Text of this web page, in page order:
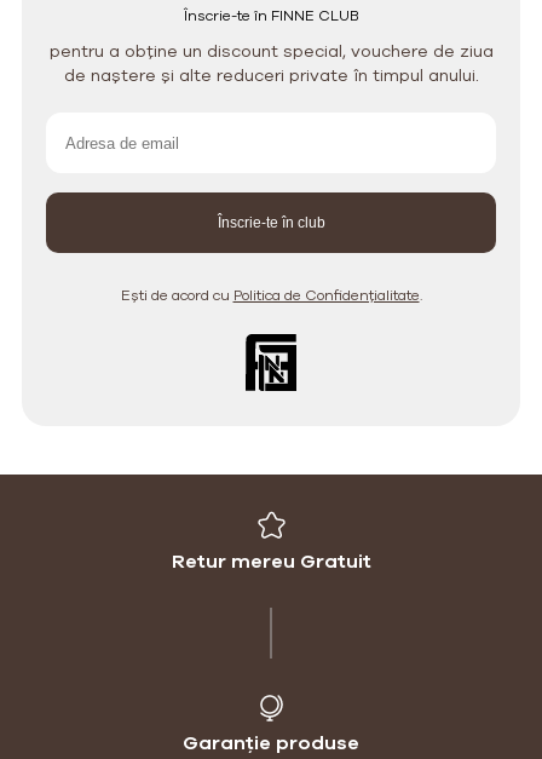
Înscrie-te în FINNE CLUB
pentru a obține un discount special, vouchere de ziua
de naștere și alte reduceri private în timpul anului.
Ești de acord cu Politica de Confidențialitate.
Retur mereu Gratuit
Garanție produse